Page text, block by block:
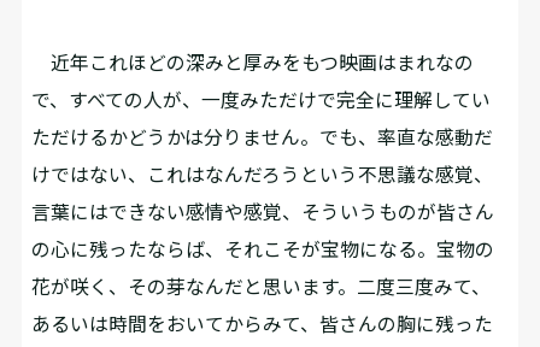
近年これほどの深みと厚みをもつ映画はまれなの
で、すべての人が、一度みただけで完全に理解してい
ただけるかどうかは分りません。でも、率直な感動だ
けではない、これはなんだろうという不思議な感覚、
言葉にはできない感情や感覚、そういうものが皆さん
の心に残ったならば、それこそが宝物になる。宝物の
花が咲く、その芽なんだと思います。二度三度みて、
あるいは時間をおいてからみて、皆さんの胸に残った